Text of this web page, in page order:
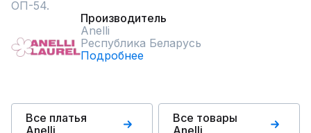
ОП-54.
Производитель
Anelli
Республика Беларусь
Подробнее
Все платья
Anelli
Все товары
Anelli